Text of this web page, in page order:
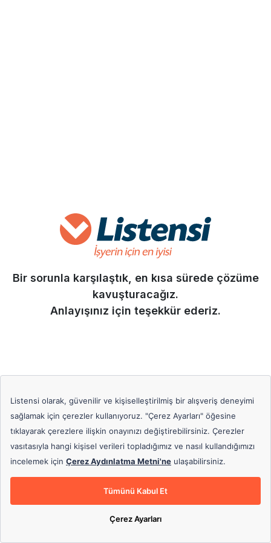
Bir sorunla karşılaştık, en kısa sürede çözüme
kavuşturacağız.
Anlayışınız için teşekkür ederiz.